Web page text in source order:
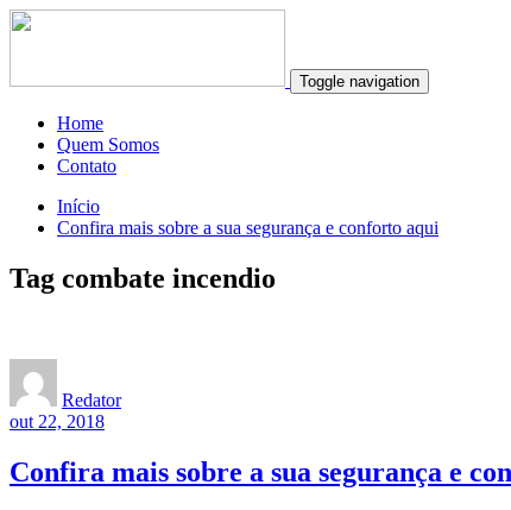
Toggle navigation
Home
Quem Somos
Contato
Início
Confira mais sobre a sua segurança e conforto aqui
Tag combate incendio
Redator
out 22, 2018
Confira mais sobre a sua segurança e